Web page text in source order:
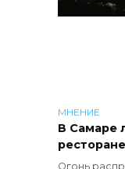
МНЕНИЕ
В Самаре
Огонь